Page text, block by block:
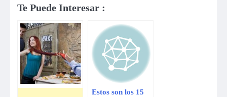
Te Puede Interesar :
Estos son los 15